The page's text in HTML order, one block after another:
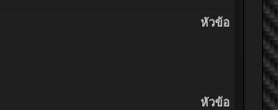
หัวข้อ
หัวข้อ